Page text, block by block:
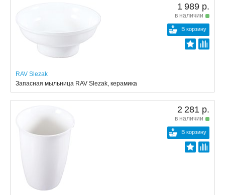
1 989 р.
в наличии
В корзину
RAV Slezak
Запасная мыльница RAV Slezak, керамика
2 281 р.
в наличии
В корзину